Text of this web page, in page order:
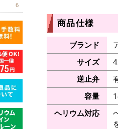
6
商品仕様
ブランド
サイズ
逆止弁
容量
ヘリウム対応